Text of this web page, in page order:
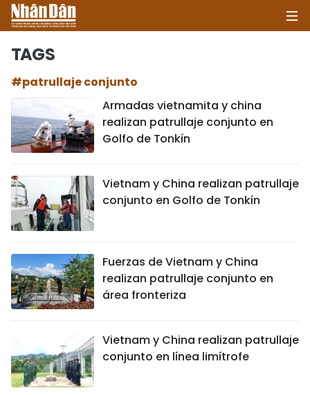
POLÍTICA
SOCIEDAD
CULTURA - ENTRETENIMIENTO
INTERNACIONAL
VIAJES
TAGS
#patrullaje conjunto
Armadas vietnamita y china
realizan patrullaje conjunto en
Golfo de Tonkín
Vietnam y China realizan patrullaje
conjunto en Golfo de Tonkín
Fuerzas de Vietnam y China
realizan patrullaje conjunto en
área fronteriza
Vietnam y China realizan patrullaje
conjunto en línea limítrofe